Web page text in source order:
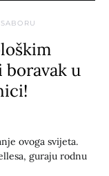
u
ovoga svijeta.
guraju rodnu